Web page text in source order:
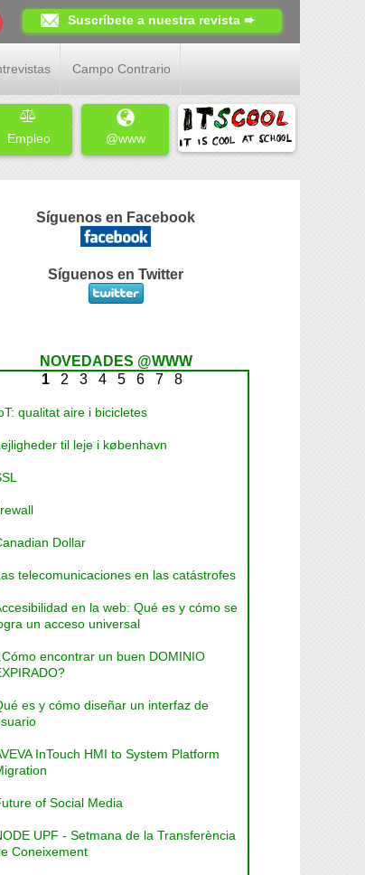
Suscríbete a nuestra revista ➨
Campo Contrario
Empleo @www
Síguenos en Facebook
Síguenos en Twitter
NOVEDADES @WWW
1 2 3 4 5 6 7 8
qualitat aire i bicicletes
til leje i københavn
Dollar
telecomunicaciones en las catástrofes
en la web: Qué es y cómo se
un acceso universal
encontrar un buen DOMINIO
es y cómo diseñar un interfaz de
InTouch HMI to System Platform
of Social Media
UPF - Setmana de la Transferència
Coneixement